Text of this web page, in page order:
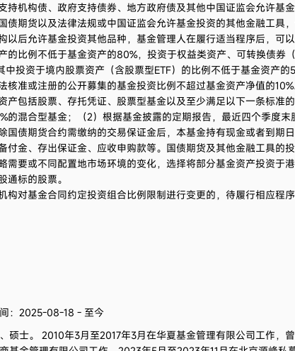
持机构债、政府支持债券、地方政府债及其他中国证监会允许基
债期货以及法律法规或中国证监会允许基金投资的其他金融工具
以后允许基金投资其他品种，基金管理人在履行适当程序后，可以
的比例不低于基金资产的80%，投资于权益类资产、可转换债券
中投资于境内股票资产（含股票型ETF）的比例不低于基金资产
核准或注册的公开募集的基金投资比例不超过基金资产净值的10%
产包括股票、存托凭证、股票型基金以及至少满足以下一条标准
的混合型基金；（2）根据基金披露的定期报告，最近四个季度
国债期货合约需缴纳的交易保证金后，本基金持有现金或者到期
付金、存出保证金、应收申购款等。国债期货及其他金融工具的
需要或不同配置地市场环境的变化，选择将部分基金资产投资于
通标的股票。
构对基金合同约定投资组合比例限制进行变更的，待履行相应程
：2025-08-18 - 至今
硕士。
2010年3月至2017年3月在华夏基金管理有限公司工作，